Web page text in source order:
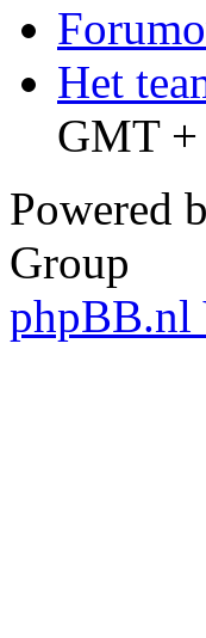
Het
GMT
Powered
Group
phpBB.nl